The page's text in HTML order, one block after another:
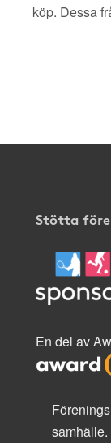
köp. Dessa
Stötta
En del av